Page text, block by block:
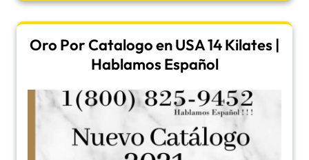
Oro Por Catalogo en USA 14 Kilates |
Hablamos Español